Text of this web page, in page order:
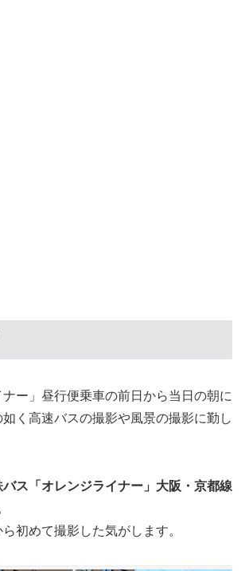
ナー」昼行便乗車の前日から当日の朝に
く高速バスの撮影や風景の撮影に勤し
バス「オレンジライナー」大阪・京都線
初めて撮影した気がします。